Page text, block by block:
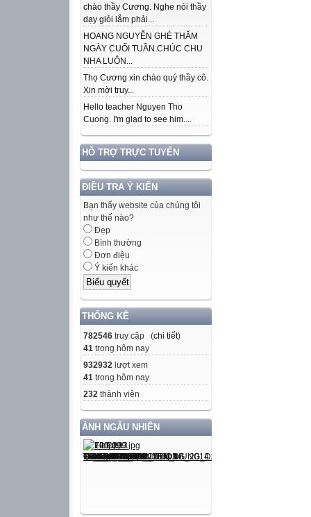
chào thầy Cương. Nghe nói thầy
dạy giỏi lắm phải...
HOANG NGUYỄN GHÉ THĂM
NGÀY CUỐI TUẦN.CHÚC CHU
NHA LUÔN...
Thọ Cương xin chào quý thầy cô.
Xin mời truy...
Hello teacher Nguyen Tho
Cuong. I'm glad to see him....
HỖ TRỢ TRỰC TUYẾN
ĐIỀU TRA Ý KIẾN
Bạn thấy website của chúng tôi
như thế nào?
Đẹp
Bình thường
Đơn điệu
Ý kiến khác
THỐNG KÊ
782546 truy cập (chi tiết)
41 trong hôm nay
932932 lượt xem
41 trong hôm nay
232 thành viên
ẢNH NGẪU NHIÊN